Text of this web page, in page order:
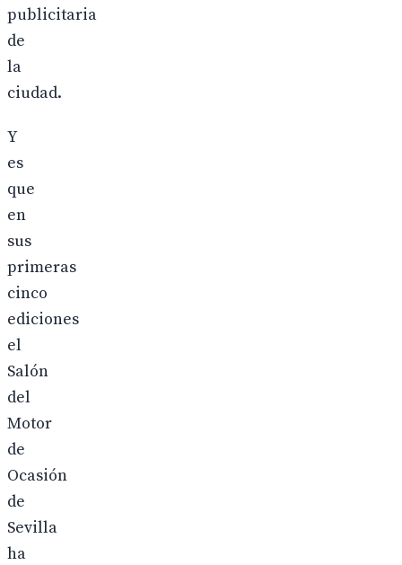
publicitaria
de
la
ciudad.
Y
es
que
en
sus
primeras
cinco
ediciones
el
Salón
del
Motor
de
Ocasión
de
Sevilla
ha